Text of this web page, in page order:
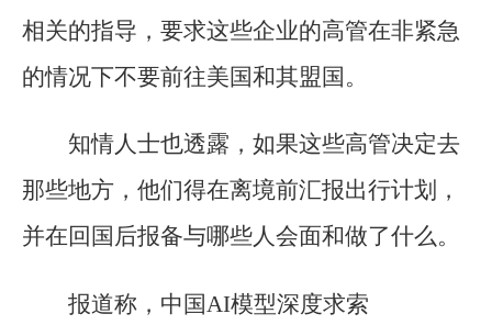
相关的指导，要求这些企业的高管在非紧急
的情况下不要前往美国和其盟国。
知情人士也透露，如果这些高管决定去
那些地方，他们得在离境前汇报出行计划，
并在回国后报备与哪些人会面和做了什么。
报道称，中国AI模型深度求索